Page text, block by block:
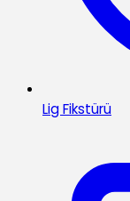
Lig Fikstürü